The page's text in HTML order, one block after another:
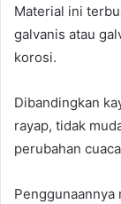
Material ini
galvanis atau
korosi.
Dibandingkan
rayap, tidak
perubahan
Penggunaannya